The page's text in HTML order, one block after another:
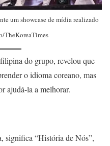
um showcase de mídia realizado
TheKoreaTimes
do grupo, revelou que
o idioma coreano, mas
ajudá-la a melhorar.
significa “História de Nós”,